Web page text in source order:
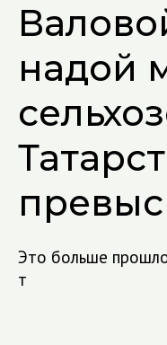
надой
Это больше
т